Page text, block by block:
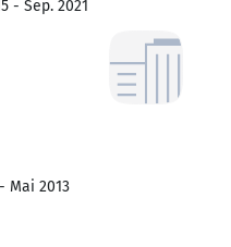
- Sep. 2021
Mai 2013